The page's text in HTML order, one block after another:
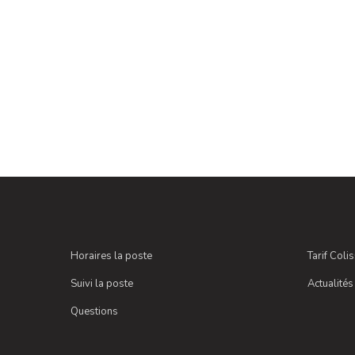
Horaires la poste
Suivi la poste
Questions
Tarif
Actualités